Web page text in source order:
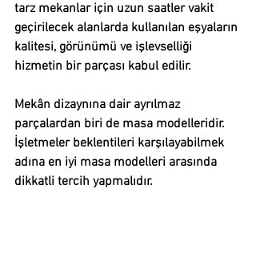
tarz mekanlar için uzun saatler vakit
geçirilecek alanlarda kullanılan eşyaların
kalitesi, görünümü ve işlevselliği
hizmetin bir parçası kabul edilir.
Mekân dizaynına dair ayrılmaz
parçalardan biri de masa modelleridir.
İşletmeler beklentileri karşılayabilmek
adına en iyi masa modelleri arasında
dikkatli tercih yapmalıdır.